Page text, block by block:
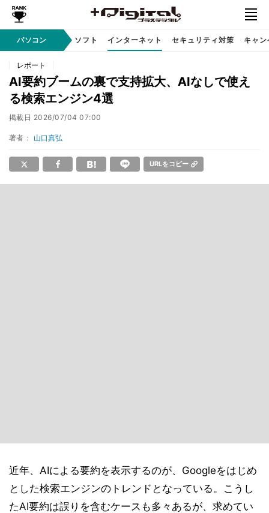
パソコン
AI PC 周辺機器 ソフト インターネット セキュリティ対策 キャ
レポート
AI要約ブームの裏で支持拡大、AIなしで使え
る検索エンジン4選
掲載日 2026/07/04 07:00
著者： 山口真弘
URLをコピー
近年、AIによる要約を表示するのが、Googleをはじめ
とした検索エンジンのトレンドとなっている。こうし
たAI要約は誤りを含むケースも多々あるが、求めてい